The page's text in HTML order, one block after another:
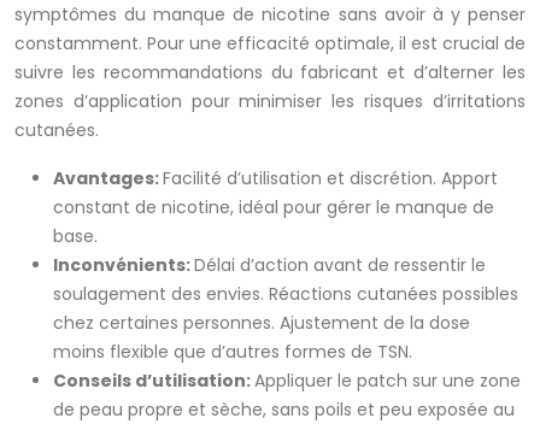
symptômes du manque de nicotine sans avoir à y penser
constamment. Pour une efficacité optimale, il est crucial de
suivre les recommandations du fabricant et d’alterner les
zones d’application pour minimiser les risques d’irritations
cutanées.
Avantages:Facilité d’utilisation et discrétion. Apport
constant de nicotine, idéal pour gérer le manque de
base.
Inconvénients:Délai d’action avant de ressentir le
soulagement des envies. Réactions cutanées possibles
chez certaines personnes. Ajustement de la dose
moins flexible que d’autres formes de TSN.
Conseils d’utilisation:Appliquer le patch sur une zone
de peau propre et sèche, sans poils et peu exposée au